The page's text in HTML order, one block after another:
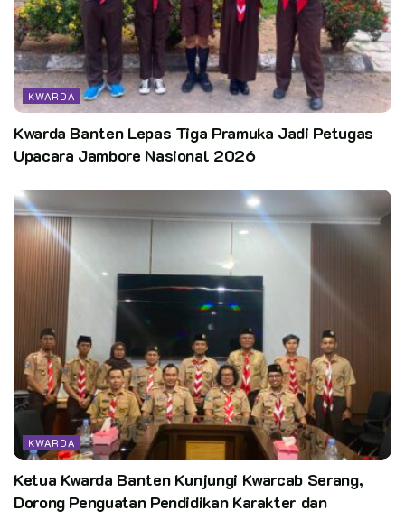
KWARDA
Kwarda Banten Lepas Tiga Pramuka Jadi Petugas
Upacara Jambore Nasional 2026
KWARDA
Ketua Kwarda Banten Kunjungi Kwarcab Serang,
Dorong Penguatan Pendidikan Karakter dan